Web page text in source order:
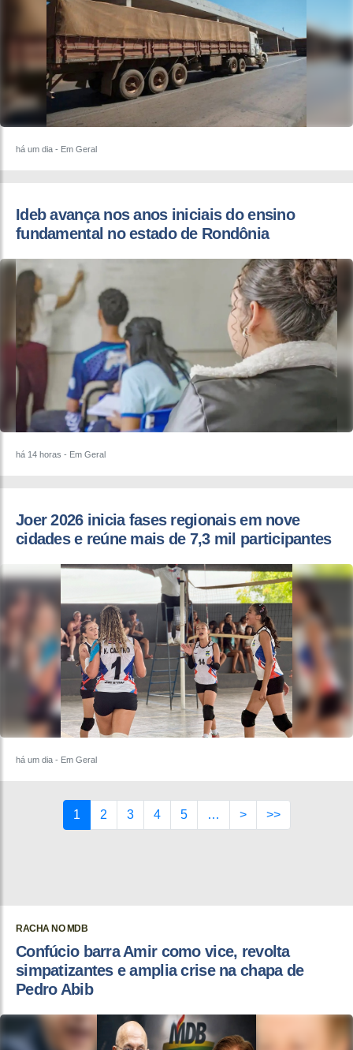
há um dia - Em Geral
Ideb avança nos anos iniciais do ensino
fundamental no estado de Rondônia
há 14 horas - Em Geral
Joer 2026 inicia fases regionais em nove
cidades e reúne mais de 7,3 mil participantes
há um dia - Em Geral
1 2 3 4 5 … > >>
RACHA NO MDB
Confúcio barra Amir como vice, revolta
simpatizantes e amplia crise na chapa de
Pedro Abib